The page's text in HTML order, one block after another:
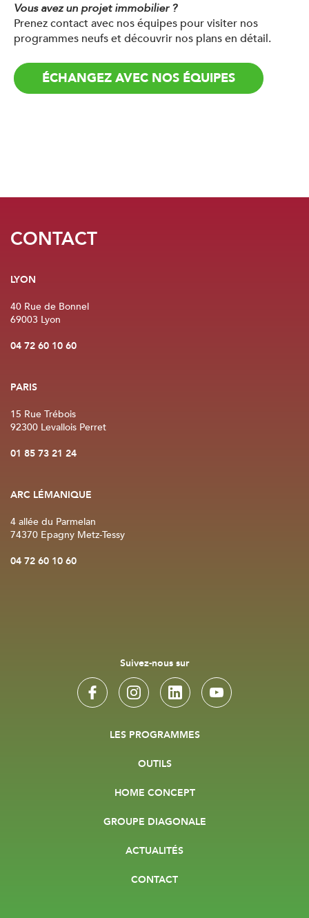
Vous avez un projet immobilier ?
Prenez contact avec nos équipes pour visiter nos
programmes neufs et découvrir nos plans en détail.
ÉCHANGEZ AVEC NOS ÉQUIPES
CONTACT
LYON
40 Rue de Bonnel
69003 Lyon
04 72 60 10 60
PARIS
15 Rue Trébois
92300 Levallois Perret
01 85 73 21 24
ARC LÉMANIQUE
4 allée du Parmelan
74370 Epagny Metz-Tessy
04 72 60 10 60
Suivez-nous sur
LES PROGRAMMES
OUTILS
HOME CONCEPT
GROUPE DIAGONALE
ACTUALITÉS
CONTACT